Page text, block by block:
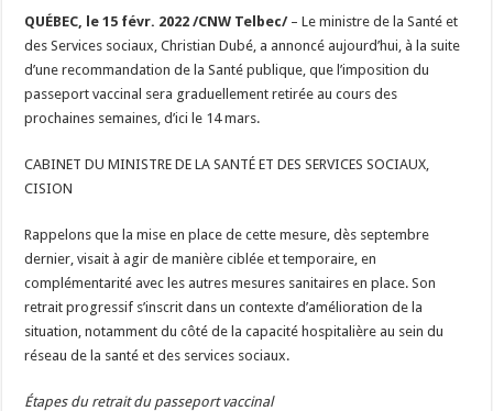
QUÉBEC, le 15 févr. 2022 /CNW Telbec/– Le ministre de la Santé et
des Services sociaux, Christian Dubé, a annoncé aujourd’hui, à la suite
d’une recommandation de la Santé publique, que l’imposition du
passeport vaccinal sera graduellement retirée au cours des
prochaines semaines, d’ici le 14 mars.
CABINET DU MINISTRE DE LA SANTÉ ET DES SERVICES SOCIAUX,
CISION
Rappelons que la mise en place de cette mesure, dès septembre
dernier, visait à agir de manière ciblée et temporaire, en
complémentarité avec les autres mesures sanitaires en place. Son
retrait progressif s’inscrit dans un contexte d’amélioration de la
situation, notamment du côté de la capacité hospitalière au sein du
réseau de la santé et des services sociaux.
Étapes du retrait du passeport vaccinal